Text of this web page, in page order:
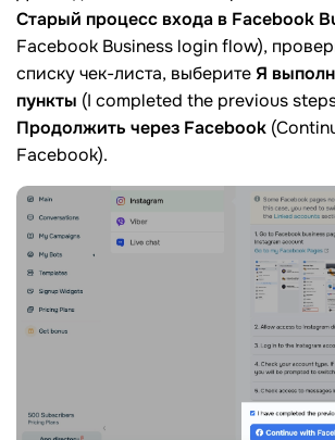
Старый процесс входа в Facebook
Facebook Business login flow),
списку чек-листа, выберите Я
пункты (I completed the previous
Продолжить через Facebook
Facebook).